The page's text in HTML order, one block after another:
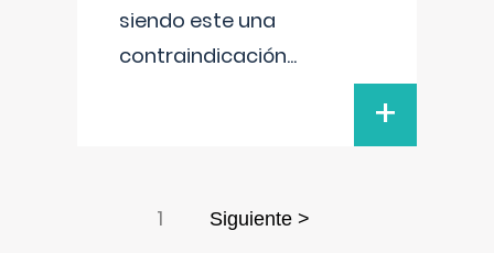
siendo este una
contraindicación...
+
1 Siguiente >